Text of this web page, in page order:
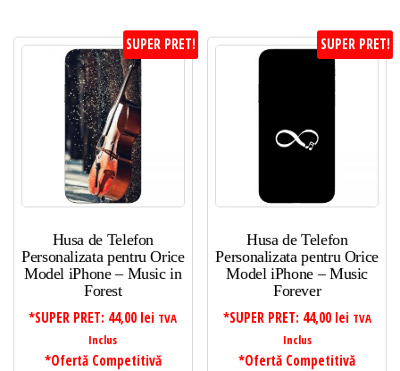
SUPER PRET!
Husa de Telefon
Personalizata pentru Orice
Model iPhone – Music in
Forest
*SUPER PRET: 44,00 lei TVA
Inclus
*Ofertă Competitivă
SUPER PRET!
Husa de Telefon
Personalizata pentru Orice
Model iPhone – Music
Forever
*SUPER PRET: 44,00 lei TVA
Inclus
*Ofertă Competitivă